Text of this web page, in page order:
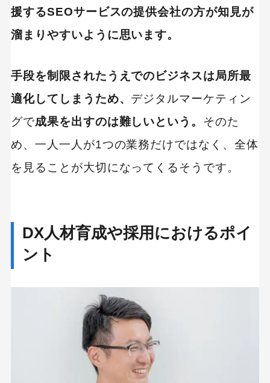
援するSEOサービスの提供会社の方が知見が
溜まりやすいように思います。
手段を制限されたうえでのビジネスは局所最
適化してしまうため、 デジタルマーケティン
グで成果を出すのは難しいという。 そのた
め、一人一人が1つの業務だけではなく、全体
を見ることが大切になってくるそうです。
DX人材育成や採用におけるポイ
ント